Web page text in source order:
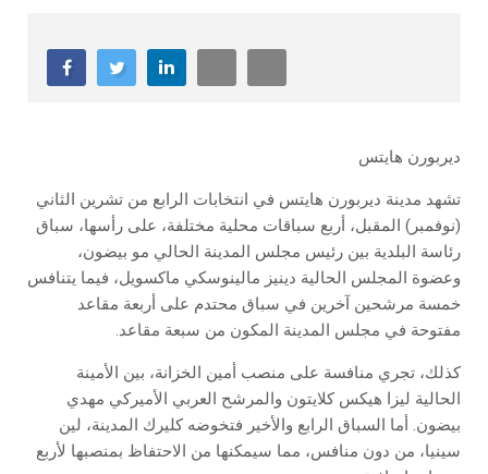
ديربورن هايتس
تشهد مدينة ديربورن هايتس في انتخابات الرابع من تشرين الثاني
(نوفمبر) المقبل، أربع سباقات محلية مختلفة، على رأسها، سباق
رئاسة البلدية بين رئيس مجلس المدينة الحالي مو بيضون،
وعضوة المجلس الحالية دينيز مالينوسكي ماكسويل، فيما يتنافس
خمسة مرشحين آخرين في سباق محتدم على أربعة مقاعد
مفتوحة في مجلس المدينة المكون من سبعة مقاعد.
كذلك، تجري منافسة على منصب أمين الخزانة، بين الأمينة
الحالية ليزا هيكس كلايتون والمرشح العربي الأميركي مهدي
بيضون. أما السباق الرابع والأخير فتخوضه كليرك المدينة، لين
سينيا، من دون منافس، مما سيمكنها من الاحتفاظ بمنصبها لأربع